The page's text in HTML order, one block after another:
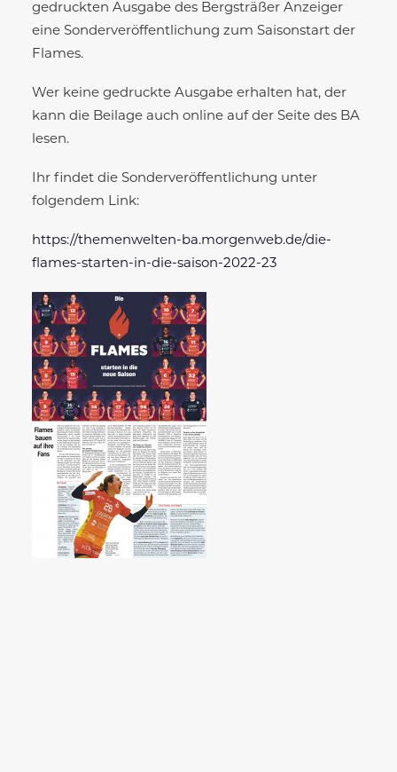
gedruckten Ausgabe des Bergsträßer Anzeiger
eine Sonderveröffentlichung zum Saisonstart der
Flames.
Wer keine gedruckte Ausgabe erhalten hat, der
kann die Beilage auch online auf der Seite des BA
lesen.
Ihr findet die Sonderveröffentlichung unter
folgendem Link:
https://themenwelten-ba.morgenweb.de/die-
flames-starten-in-die-saison-2022-23